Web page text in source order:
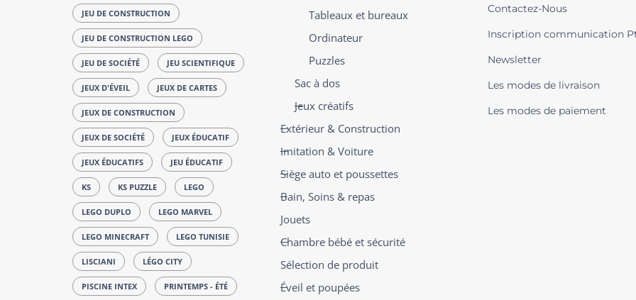
JEU DE CONSTRUCTION
JEU DE CONSTRUCTION LEGO
JEU DE SOCIÉTÉ JEU SCIENTIFIQUE
JEUX D'ÉVEIL JEUX DE CARTES
JEUX DE CONSTRUCTION
JEUX DE SOCIÉTÉ JEUX ÉDUCATIF
JEUX ÉDUCATIFS JEU ÉDUCATIF
KS KS PUZZLE LEGO
LEGO DUPLO LEGO MARVEL
LEGO MINECRAFT LEGO TUNISIE
LISCIANI LÉGO CITY
PISCINE INTEX PRINTEMPS - ÉTÉ
Tableaux et bureaux
Ordinateur
Puzzles
Sac à dos
Jeux créatifs
Extérieur & Construction
Imitation & Voiture
Siège auto et poussettes
Bain, Soins & repas
Jouets
Chambre bébé et sécurité
Sélection de produit
Éveil et poupées
Contactez-Nous
Inscription communication
Newsletter
Les modes de livraison
Les modes de paiement